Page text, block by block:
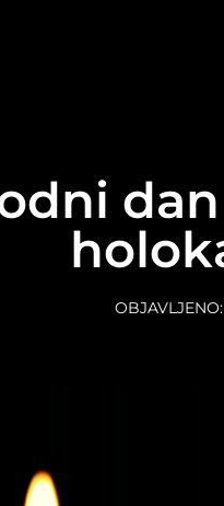
OBJAVLJENO: